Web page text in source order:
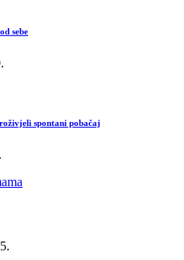
sebe
spontani pobačaj